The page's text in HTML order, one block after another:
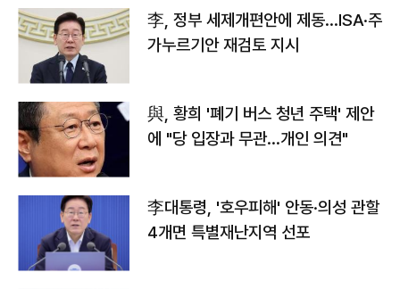
李, 정부 세제개편안에 제동…ISA·주
가누르기안 재검토 지시
與, 황희 '폐기 버스 청년 주택' 제안
에 "당 입장과 무관…개인 의견"
李대통령, '호우피해' 안동·의성 관할
4개면 특별재난지역 선포